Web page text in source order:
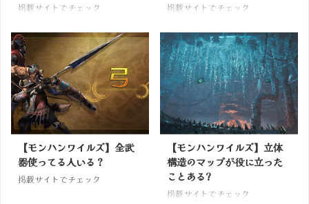
掲載サイトでチェック 掲載サイトでチェック
【モンハンワイルズ】全武
器使ってる人いる？
掲載サイトでチェック
【モンハンワイルズ】立体
構造のマップが役に立った
ことある?
掲載サイトでチェック